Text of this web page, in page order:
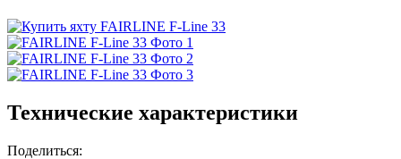
Технические характеристики
Поделиться: